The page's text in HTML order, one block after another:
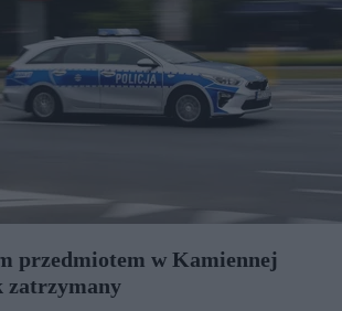
przedmiotem w Kamiennej
zatrzymany